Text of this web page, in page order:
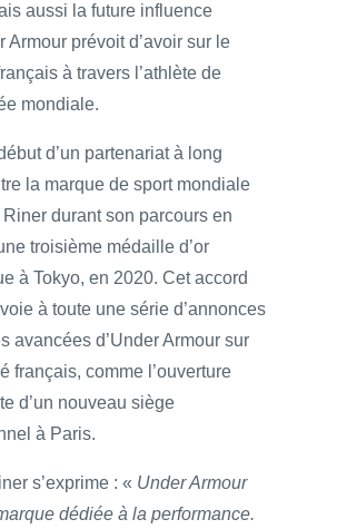
aussi la future influence
Armour prévoit d’avoir sur le
à travers l’athlète de
mondiale.
d’un partenariat à long
la marque de sport mondiale
Riner durant son parcours en
troisième médaille d’or
à Tokyo, en 2020. Cet accord
à toute une série d’annonces
avancées d’Under Armour sur
français, comme l’ouverture
d’un nouveau siège
à Paris.
s’exprime : « Under Armour
dédiée à la performance.